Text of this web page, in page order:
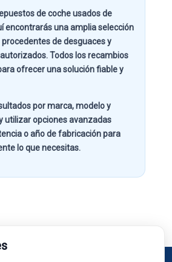
de coche usados de
encontrarás una amplia selección
de desguaces y
Todos los recambios
ofrecer una solución fiable y
pormarca, modelo y
utilizar opciones avanzadas
o año de fabricaciónpara
lo que necesitas.